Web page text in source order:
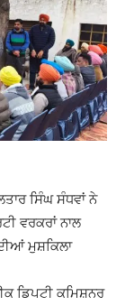
ਸਿੰਘ ਸੰਧਵਾਂ ਨੇ
ਵਰਕਰਾਂ ਨਾਲ
ਮੁਸ਼ਕਿਲਾ
ਡਿਪਟੀ ਕਮਿਸ਼ਨਰ